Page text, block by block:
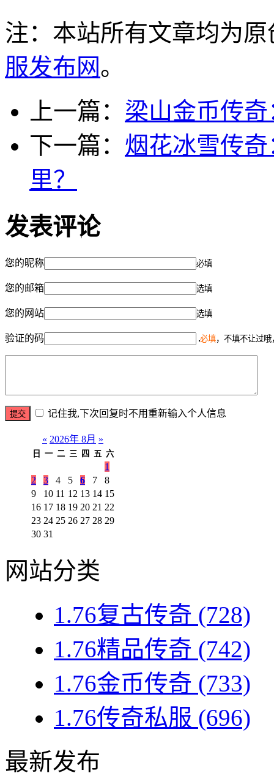
注：本站所有文章均为
服发布网。
上一篇： 梁山金币传
下一篇： 烟花冰雪传
里？
发表评论
您的昵称 必填
您的邮箱 选填
您的网站 选填
验证的码 必填，不填不让过
记住我,下次回复时不用重新输入个人信息
« 2026年 8月 »
日 一 二 三 四 五 六
1
2
3 4 5 6 7
8
9
10 11 12 13 14 15
16 17 18 19 20 21 22
23 24 25 26 27 28 29
30 31
网站分类
1.76复古传奇 (728)
1.76精品传奇 (742)
1.76金币传奇 (733)
1.76传奇私服 (696)
最新发布